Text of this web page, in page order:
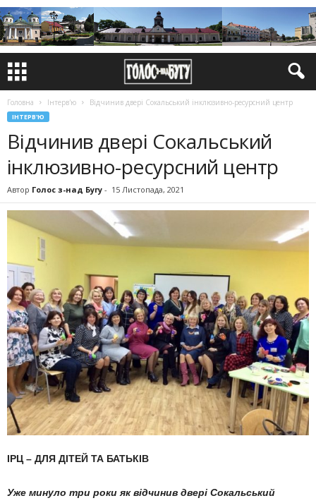
Головна Інтерв'ю Відчинив двері Сокальський інклюзивно-ресурсний центр
ІНТЕРВ'Ю
Відчинив двері Сокальський
інклюзивно-ресурсний центр
Автор Голос з-над Бугу - 15 Листопада, 2021
ІРЦ – ДЛЯ ДІТЕЙ ТА БАТЬКІВ
Уже минуло три роки як відчинив двері Сокальський